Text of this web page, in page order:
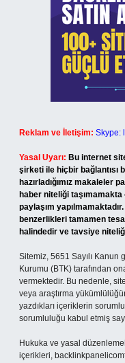
Reklam ve İletişim: Skype:
Yasal Uyarı: Bu internet
şirketi ile hiçbir bağlantısı
hazırladığımız makaleler
haber niteliği
paylaşım
benzerlikleri tamamen
halindedir ve tavsiye
Sitemiz, 5651 Sayılı
Kurumu (BTK) tarafından
vermektedir. Bu nedenle,
veya araştırma
yazdıkları içeriklerin
sorumluluğu kabul etmiş
Hukuka ve yasal
içerikleri,